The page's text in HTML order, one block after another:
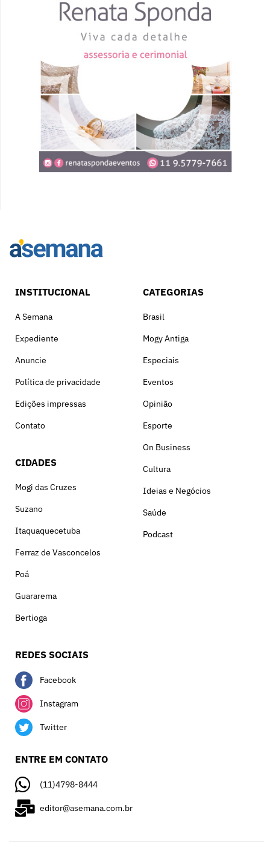
INSTITUCIONAL
A Semana
Expediente
Anuncie
Política de privacidade
Edições impressas
Contato
CIDADES
Mogi das Cruzes
Suzano
Itaquaquecetuba
Ferraz de Vasconcelos
Poá
Guararema
Bertioga
CATEGORIAS
Brasil
Mogy Antiga
Especiais
Eventos
Opinião
Esporte
On Business
Cultura
Ideias e Negócios
Saúde
Podcast
REDES SOCIAIS
Facebook
Instagram
Twitter
ENTRE EM CONTATO
(11)4798-8444
editor@asemana.com.br